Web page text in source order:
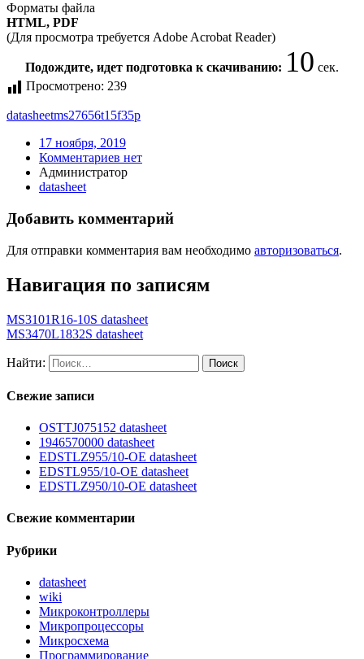
Форматы файла
HTML, PDF
(Для просмотра требуется Adobe Acrobat Reader)
Подождите, идет подготовка к скачиванию: 10 сек.
Просмотрено: 239
datasheetms27656t15f35p
17 ноября, 2019
Комментариев нет
Администратор
datasheet
Добавить комментарий
Для отправки комментария вам необходимо авторизоваться.
Навигация по записям
MS3101R16-10S datasheet
MS3470L1832S datasheet
Найти:
Свежие записи
OSTTJ075152 datasheet
1946570000 datasheet
EDSTLZ955/10-OE datasheet
EDSTL955/10-OE datasheet
EDSTLZ950/10-OE datasheet
Свежие комментарии
Рубрики
datasheet
wiki
Микроконтроллеры
Микропроцессоры
Микросхема
Программирование